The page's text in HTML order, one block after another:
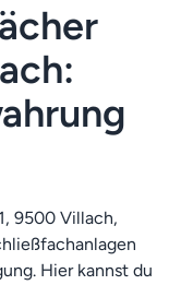
9500 Villach,
Hier kannst du